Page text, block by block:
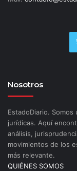
Nosotros
EstadoDiario.
jurídicas. Aquí
análisis,
movimientos de los
más relevante.
QUIÉNES SOMOS